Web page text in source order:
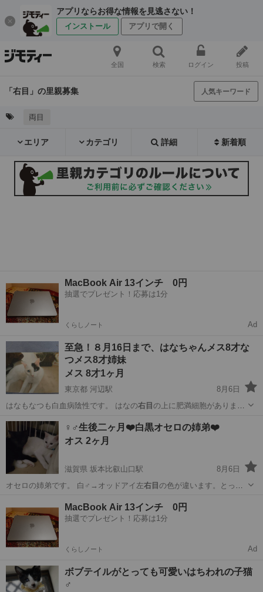
アプリならお得な情報を見逃さない！
インストール アプリで開く
全国 検索 ログイン 投稿
「右目」の里親募集 人気キーワード
両目
エリア カテゴリ 詳細 新着順
MacBook Air 13インチ 0円
抽選でプレゼント！応募は1分
くらしノート Ad
至急！８月16日まで、はなちゃんメス8才な
つメス8才姉妹
メス 8才1ヶ月
東京都 河辺駅
8月6日
はなもなつも白血病陰性です。 はなの右目 の上に肥満細胞がありま
東京 青梅市 河辺駅 猫 メス
♀♂生後二ヶ月❤️白黒オセロの姉弟❤️
オス 2ヶ月
滋賀県 坂本比叡山口駅
8月6日
オセロの姉弟です。 白♂→オッドアイ左右目 の色が違います。とって
去勢手術
MacBook Air 13インチ 0円
抽選でプレゼント！応募は1分
くらしノート Ad
ボブテイルがとっても可愛いはちわれの子猫
♂